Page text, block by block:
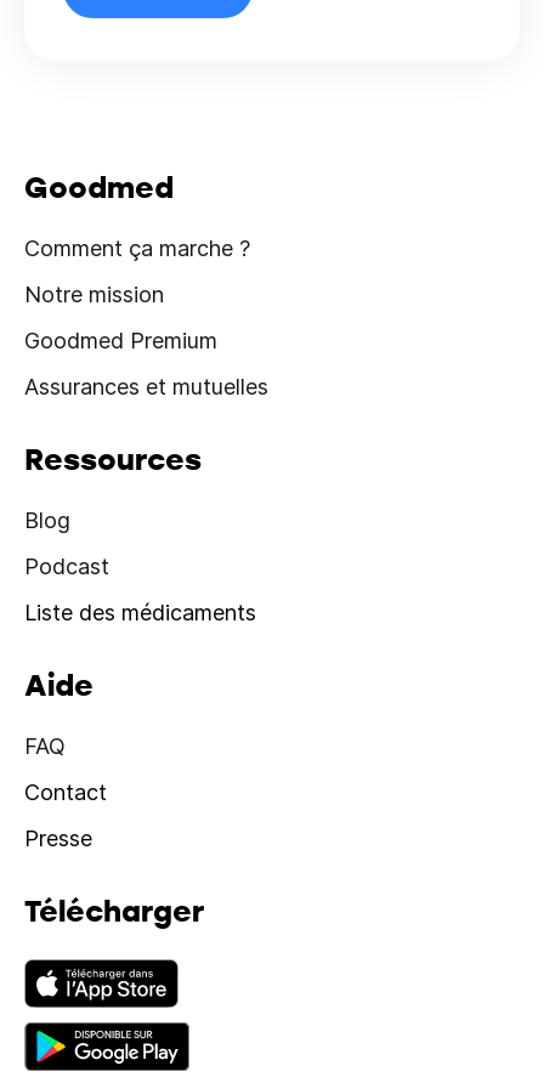
Goodmed
Comment ça marche ?
Notre mission
Goodmed Premium
Assurances et mutuelles
Ressources
Blog
Podcast
Liste des médicaments
Aide
FAQ
Contact
Presse
Télécharger